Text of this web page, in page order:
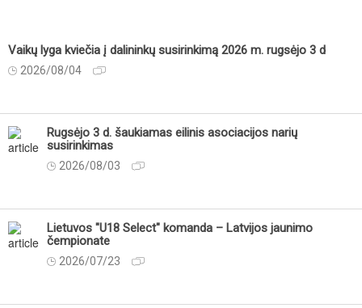
Vaikų lyga kviečia į dalininkų susirinkimą 2026 m. rugsėjo 3 d
2026/08/04
Rugsėjo 3 d. šaukiamas eilinis asociacijos narių
susirinkimas
2026/08/03
Lietuvos "U18 Select" komanda – Latvijos jaunimo
čempionate
2026/07/23